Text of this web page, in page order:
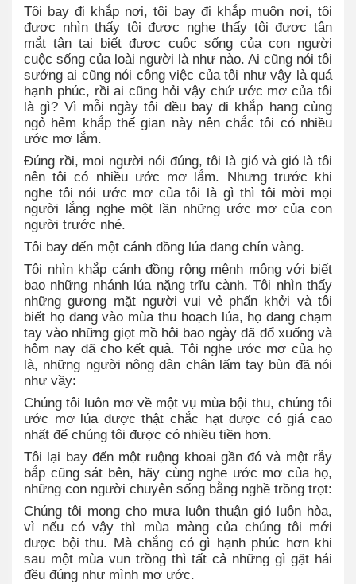
Tôi bay đi khắp nơi, tôi bay đi khắp muôn nơi, tôi
được nhìn thấy tôi được nghe thấy tôi được tận
mắt tận tai biết được cuộc sống của con người
cuộc sống của loài người là như nào. Ai cũng nói tôi
sướng ai cũng nói công việc của tôi như vậy là quá
hạnh phúc, rồi ai cũng hỏi vậy chứ ước mơ của tôi
là gì? Vì mỗi ngày tôi đều bay đi khắp hang cùng
ngỏ hẻm khắp thế gian này nên chắc tôi có nhiều
ước mơ lắm.
Đúng rồi, moi người nói đúng, tôi là gió và gió là tôi
nên tôi có nhiều ước mơ lắm. Nhưng trước khi
nghe tôi nói ước mơ của tôi là gì thì tôi mời mọi
người lắng nghe một lần những ước mơ của con
người trước nhé.
Tôi bay đến một cánh đồng lúa đang chín vàng.
Tôi nhìn khắp cánh đồng rộng mênh mông với biết
bao những nhánh lúa nặng trĩu cành. Tôi nhìn thấy
những gương mặt người vui vẻ phấn khởi và tôi
biết họ đang vào mùa thu hoạch lúa, họ đang chạm
tay vào những giọt mồ hôi bao ngày đã đổ xuống và
hôm nay đã cho kết quả. Tôi nghe ước mơ của họ
là, những người nông dân chân lấm tay bùn đã nói
như vầy:
Chúng tôi luôn mơ về một vụ mùa bội thu, chúng tôi
ước mơ lúa được thật chắc hạt được có giá cao
nhất để chúng tôi được có nhiều tiền hơn.
Tôi lại bay đến một ruộng khoai gần đó và một rẫy
bắp cũng sát bên, hãy cùng nghe ước mơ của họ,
những con người chuyên sống bằng nghề trồng trọt:
Chúng tôi mong cho mưa luôn thuận gió luôn hòa,
vì nếu có vậy thì mùa màng của chúng tôi mới
được bội thu. Mà chẳng có gì hạnh phúc hơn khi
sau một mùa vun trồng thì tất cả những gì gặt hái
đều đúng như mình mơ ước.